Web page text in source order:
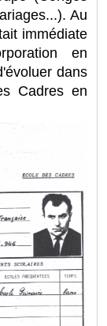
Au
immédiate
en
dans
Cadres en